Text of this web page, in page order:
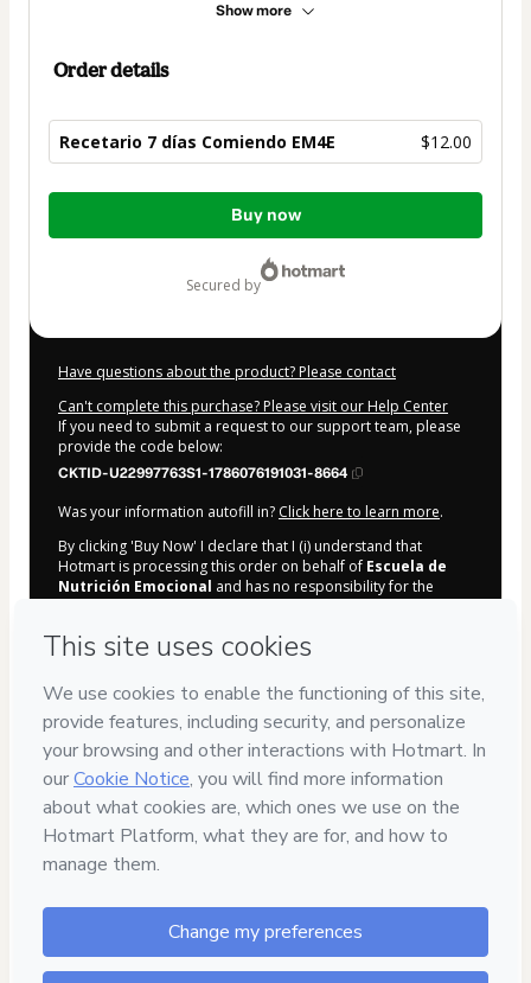
Show more
Order details
Recetario 7 días Comiendo EM4E $12.00
Total
$12.00
Buy now
secured by
Have questions about the product? Please contact
Can't complete this purchase? Please visit our Help Center
If you need to submit a request to our support team, please
provide the code below:
CKTID-U22997763S1-1786076191031-8664
Was your information autofill in? Click here to learn more.
By clicking 'Buy Now' I declare that I (i) understand that
Hotmart is processing this order on behalf of Escuela de
Nutrición Emocional and has no responsibility for the
of legal age or authorized and accompanied by a legal
Learn more about your purchasehere.
- All rights reserved
2026-08-07T04:16:32.868Z REF.